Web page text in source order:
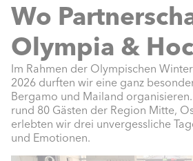
Wo
Olympia &
Im Rahmen der Olympischen
2026 durften wir eine ganz
Bergamo und Mailand
rund 80 Gästen der Region Mitte,
erlebten wir drei unvergessliche
und Emotionen.